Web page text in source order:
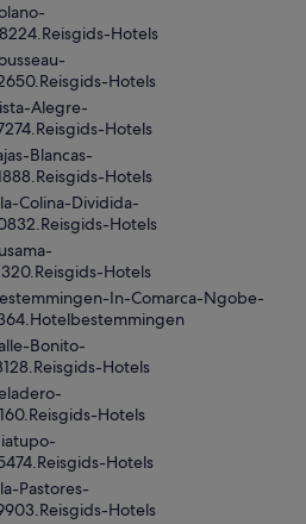
Hotels
Hotels
Alegre-
Hotels
Blancas-
Hotels
Colina-Dividida-
Hotels
Hotels
In-Comarca-Ngobe-
Bonito-
Hotels
Hotels
Hotels
Pastores-
Hotels